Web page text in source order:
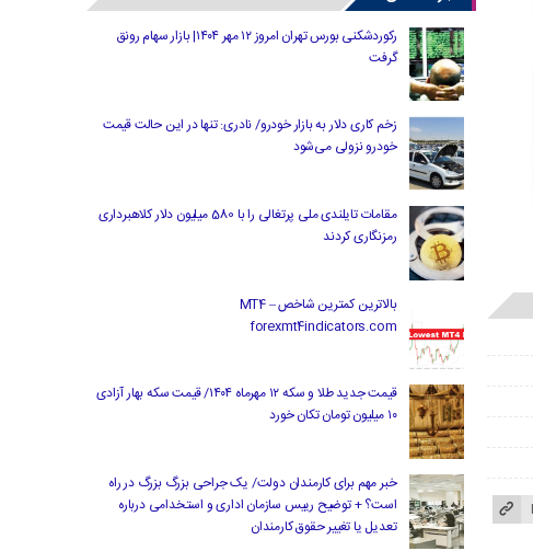
رکوردشکنی بورس تهران امروز ۱۲ مهر ۱۴۰۴| بازار سهام رونق
گرفت
زخم کاری دلار به بازار خودرو/ نادری: تنها در این حالت قیمت
خودرو نزولی می‌شود
مقامات تایلندی ملی پرتغالی را با 580 میلیون دلار کلاهبرداری
رمزنگاری کردند
بالاترین کمترین شاخص MT4 –
forexmt4indicators.com
قیمت جدید طلا و سکه ۱۲ مهرماه ۱۴۰۴/ قیمت سکه بهار آزادی
۱۰ میلیون تومان تکان خورد
خبر مهم برای کارمندان دولت/ یک جراحی بزرگ بزرگ در راه
است؟ + توضیح رییس سازمان اداری و استخدامی درباره
تعدیل یا تغییر حقوق کارمندان